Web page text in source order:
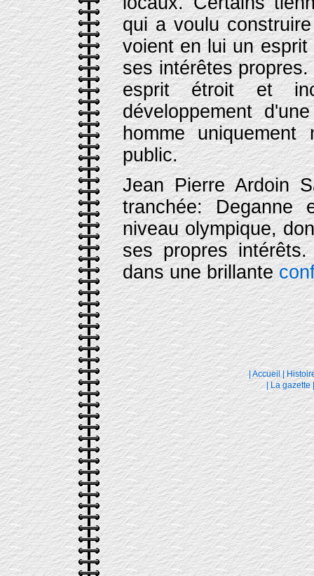
qui a voulu
voient en lui un esprit
ses intérêtes
esprit étroit et
développement
homme
public.
Jean Pierre Ardoin
tranchée: Deganne
niveau olympique,
ses propres
dans une brillante
|Accueil |
| La gazette|